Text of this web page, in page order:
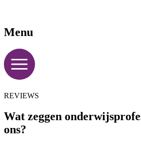
Menu
REVIEWS
Wat zeggen
ons?